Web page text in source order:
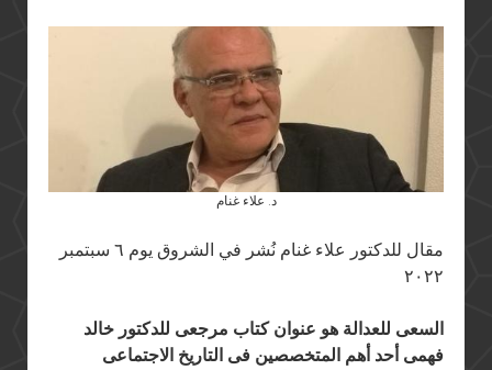
د. علاء غنام
مقال للدكتور علاء غنام نُشر في الشروق يوم ٦ سبتمبر
٢٠٢٢
السعى للعدالة هو عنوان كتاب مرجعى للدكتور خالد
فهمى أحد أهم المتخصصين فى التاريخ الاجتماعى